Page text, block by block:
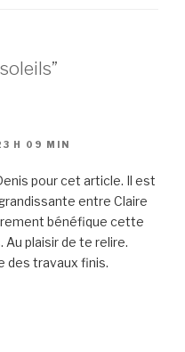
H 09 MIN
pour cet article. Il est
entre Claire
bénéfique cette
Au plaisir de te relire.
des travaux finis.